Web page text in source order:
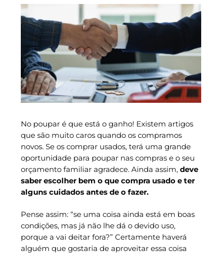
No poupar é que está o ganho! Existem artigos
que são muito caros quando os compramos
novos. Se os comprar usados, terá uma grande
oportunidade para poupar nas compras e o seu
orçamento familiar agradece. Ainda assim, deve
saber escolher bem o que compra usado e ter
alguns cuidados antes de o fazer.
Pense assim: “se uma coisa ainda está em boas
condições, mas já não lhe dá o devido uso,
porque a vai deitar fora?” Certamente haverá
alguém que gostaria de aproveitar essa coisa